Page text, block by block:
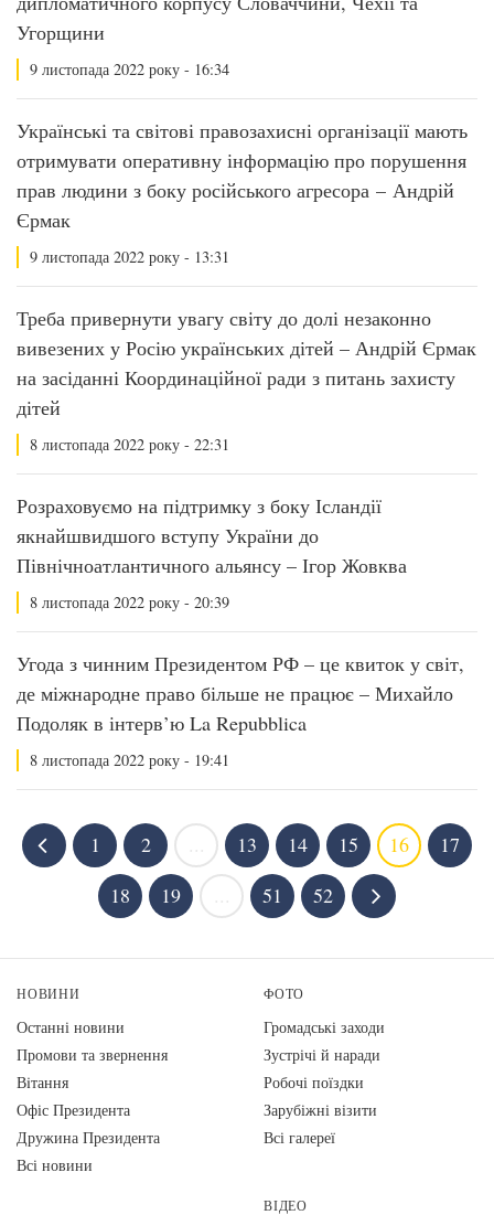
Угорщини
9 листопада 2022 року - 16:34
Українські та світові правозахисні організації мають
отримувати оперативну інформацію про порушення
прав людини з боку російського агресора – Андрій
Єрмак
9 листопада 2022 року - 13:31
Треба привернути увагу світу до долі незаконно
вивезених у Росію українських дітей – Андрій Єрмак
на засіданні Координаційної ради з питань захисту
дітей
8 листопада 2022 року - 22:31
Розраховуємо на підтримку з боку Ісландії
якнайшвидшого вступу України до
Північноатлантичного альянсу – Ігор Жовква
8 листопада 2022 року - 20:39
Угода з чинним Президентом РФ – це квиток у світ,
де міжнародне право більше не працює – Михайло
Подоляк в інтерв’ю La Repubblica
8 листопада 2022 року - 19:41
1 2 13 14 15 16
17
18
19 51 52
НОВИНИ
Останні новини
Промови та звернення
Вiтання
Офіс Президента
Дружина Президента
Всі новини
ФОТО
Громадські заходи
Зустрічі й наради
Робочі поїздки
Зарубіжні візити
Всі галереї
ВІДЕО